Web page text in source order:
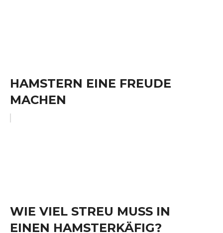
HAMSTERN EINE FREUDE
MACHEN
WIE VIEL STREU MUSS IN
EINEN HAMSTERKÄFIG?